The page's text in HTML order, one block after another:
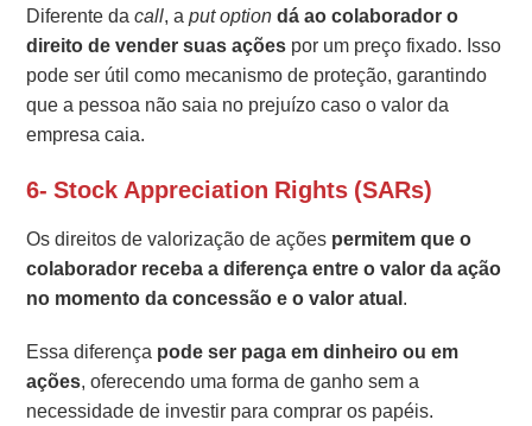
Diferente dacall, aput optiondá ao colaborador o
direito de vender suas ações por um preço fixado. Isso
pode ser útil como mecanismo de proteção, garantindo
que a pessoa não saia no prejuízo caso o valor da
empresa caia.
6- Stock Appreciation Rights (SARs)
Os direitos de valorização de ações permitem que o
colaborador receba a diferença entre o valor da ação
no momento da concessão e o valor atual.
Essa diferença pode ser paga em dinheiro ou em
ações, oferecendo uma forma de ganho sem a
necessidade de investir para comprar os papéis.